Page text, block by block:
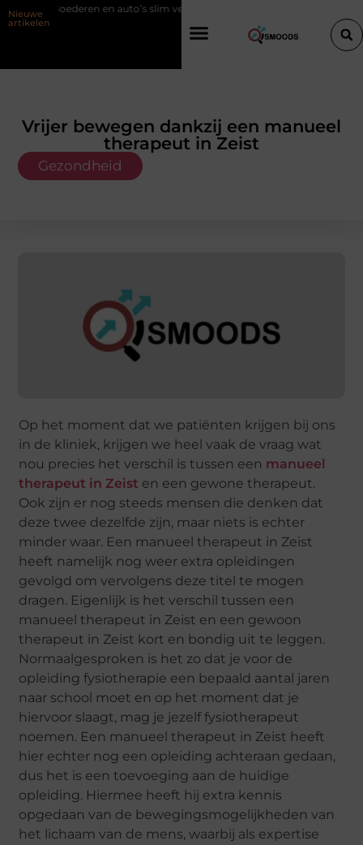
Nieuwe
artikelen
auto’s slim verplaatsen met twee liften naast elkaar
Vrijer bewegen dankzij een manueel
therapeut in Zeist
Gezondheid
Op het moment dat we patiënten krijgen bij ons
in de kliniek, krijgen we heel vaak de vraag wat
nou precies het verschil is tussen een manueel
therapeut in Zeist en een gewone therapeut.
Ook zijn er nog steeds mensen die denken dat
deze twee dezelfde zijn, maar niets is echter
minder waar. Een manueel therapeut in Zeist
heeft namelijk nog weer extra opleidingen
gevolgd om vervolgens deze titel te mogen
dragen. Eigenlijk is het verschil tussen een
manueel therapeut in Zeist en een gewoon
therapeut in Zeist kort en bondig uit te leggen.
Normaalgesproken is het zo dat je voor de
opleiding fysiotherapie een bepaald aantal jaren
naar school moet en op het moment dat je
hiervoor slaagt, mag je jezelf fysiotherapeut
noemen. Een manueel therapeut in Zeist heeft
hier echter nog een opleiding achteraan gedaan,
dus het is een toevoeging aan de huidige
opleiding. Hiermee heeft hij extra kennis
opgedaan van de bewegingsmogelijkheden van
het lichaam van de mens, waarbij als expertise